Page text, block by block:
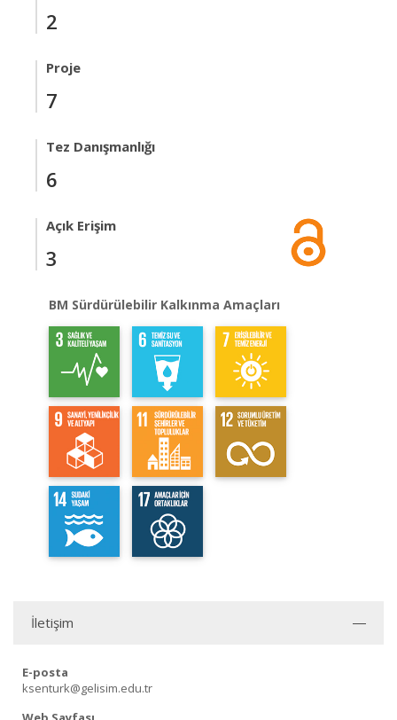
2
Proje
7
Tez Danışmanlığı
6
Açık Erişim
3
BM Sürdürülebilir Kalkınma Amaçları
İletişim
E-posta
ksenturk@gelisim.edu.tr